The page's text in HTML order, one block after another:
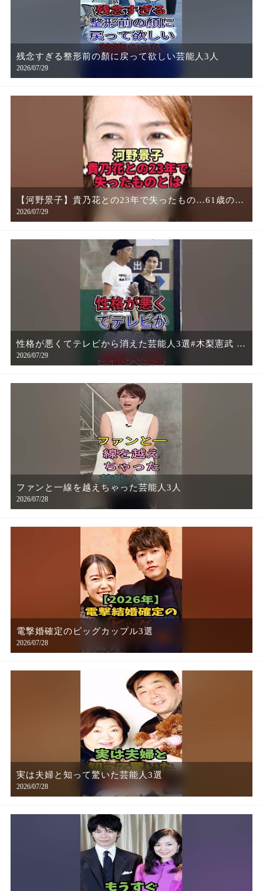
残念すぎる整形前の顏に戻って欲しい芸能人3人
2026/07/29
【河野景子】貴乃花との23年で失ったもの…61歳の現
在がヤバすぎた
2026/07/29
性格が悪くてテレビから消えた芸能人3選#木梨憲武 #
中田敦彦
2026/07/29
ファンと一線を越えちゃった芸能人3人
2026/07/28
電撃婚確定のビッグカップル3選
2026/07/28
実は夫婦と知って驚いた芸能人3選
2026/07/28